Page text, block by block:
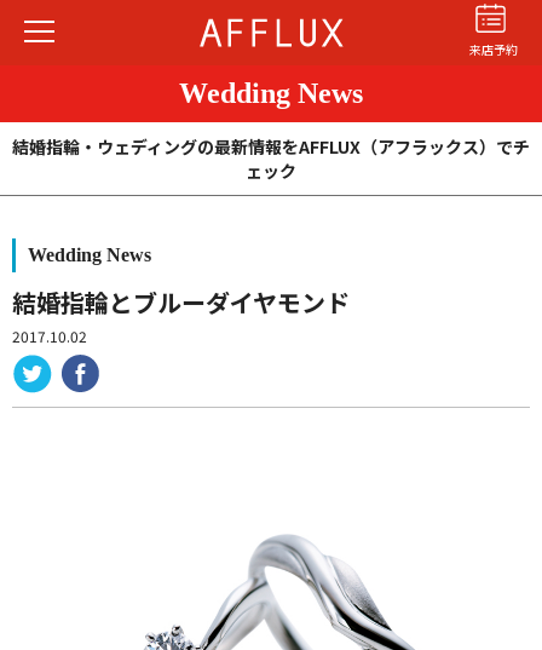
来店予約
商品カテゴリ
ショップ
Wedding News
結婚指輪・ウェディングの最新情報をAFFLUX（アフラックス）でチ
ェック
Wedding News
結婚指輪とブルーダイヤモンド
2017.10.02